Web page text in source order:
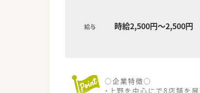
給与 時給2,500円～2,500円
○企業特徴○
・上野を中心にで8店舗を